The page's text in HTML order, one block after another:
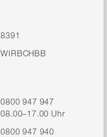
8391
WIRBCHBB
0800 947 947
08.00–17.00 Uhr
0800 947 940